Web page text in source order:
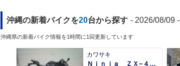
沖縄の新着バイクを20台から探す - 2026/08/09 -
沖縄県の新着バイク情報を1時間に1回更新しています
カワサキ
Ｎｉｎｊａ ＺＸ−４Ｒ ＳＥ